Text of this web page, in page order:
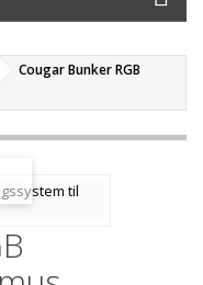
Cougar Bunker RGB